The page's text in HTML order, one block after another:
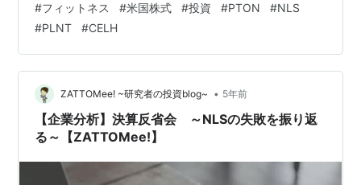
#フィットネス #米国株式 #投資 #PTON #NLS
#PLNT #CELH
ZATTOMee! ~研究者の投資blog~ • 5年前
【企業分析】決算反省会 ～NLSの失敗を振り返
る～【ZATTOMee!】